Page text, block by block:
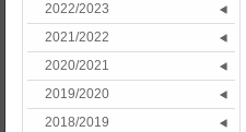
2022/2023
2021/2022
2020/2021
2019/2020
2018/2019